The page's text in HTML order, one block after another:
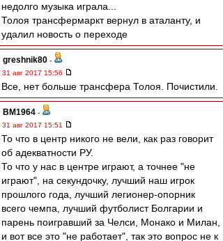
недолго музыка играла...
Толоя трансфермаркт вернул в аталанту, и
удалил новость о переходе
greshnik80 -
31 авг 2017 15:56
Все, нет больше трансфера Толоя. Почистили.
BM1964 -
31 авг 2017 15:51
То что в центр никого не вели, как раз говорит
об адекватности РУ.
То что у нас в центре играют, а точнее "не
играют", на секундочку, лучший наш игрок
прошлого года, лучший легионер-опорник
всего чемпа, лучший футболист Болгарии и
парень поигравший за Челси, Монако и Милан,
и вот все это "не работает", так это вопрос не к